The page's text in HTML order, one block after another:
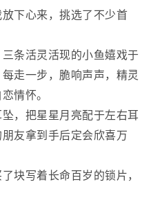
下心来，挑选了不少首
条活灵活现的小鱼嬉戏于
走一步，脆响声声，精灵
情怀。
，把星星月亮配于左右耳
友拿到手后定会欣喜万
块写着长命百岁的锁片，